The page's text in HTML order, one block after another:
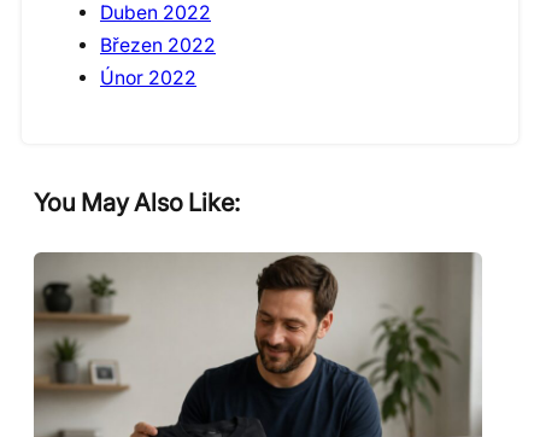
Duben 2022
Březen 2022
Únor 2022
You May Also Like: